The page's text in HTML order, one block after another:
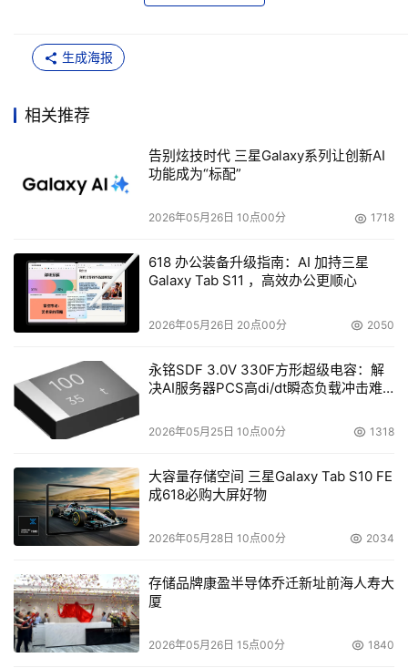
Sun x64产品线中新近推出的是Galaxy服务器系列，其中
起价为$745，Sun认为Galaxy服务器中的处理器比基于
Galaxy系列中另外一款较新的机器是1U Sun Fire
X4100，这是一款2处理器（4路双核心）服务器起价为
AMD处理器散发出的热量。 Sun也正在把x64服务器的不
少产品过渡到双核心。除了双核心之外，Sun打算在x64平
台上推广其Solaris操作系统。
为了满足网格需求，Sun还推出了Sun Grid Rack
System（Sun网格机架系统）。这就可以让多个服务器组
织成网格，如果网格用户需要三台服务器组成网格，Sun将
负责安装，连接电缆，添加存储单元，并且组成一个完整的
系统。预先配置并且测试好，用户只要插入插头即可。
多核心的Sun
式，这就是8插槽的 (双核心16路)的 Sun Fire 服务器。另
外，该公司将继续在UltraSPARC平台推出多核心芯片。上
面提到T1芯片现有8个核心，但这远非Sun的多核心产品的
生成海报
相关推荐
告别炫技时代 三星Galaxy系列让创新AI
功能成为“标配”
2026年05月26日 10点00分 1718
618 办公装备升级指南：AI 加持三星
Galaxy Tab S11 ，高效办公更顺心
2026年05月26日 20点00分 2050
永铭SDF 3.0V 330F方形超级电容：解
决AI服务器PCS高di/dt瞬态负载冲击难
2026年05月25日 10点00分 1318
大容量存储空间 三星Galaxy Tab S10 FE
成618必购大屏好物
2026年05月28日 10点00分 2034
存储品牌康盈半导体乔迁新址前海人寿大
厦
2026年05月26日 15点00分 1840